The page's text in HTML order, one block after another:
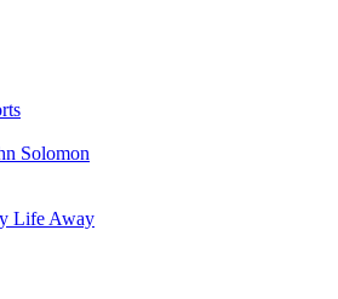
Solomon
Life Away